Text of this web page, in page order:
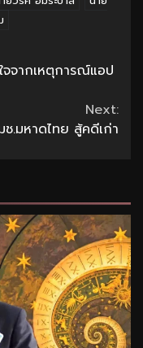
จจากเหตุการณ์แอป
Next:
.มหาดไทย สู้คดีเก่า